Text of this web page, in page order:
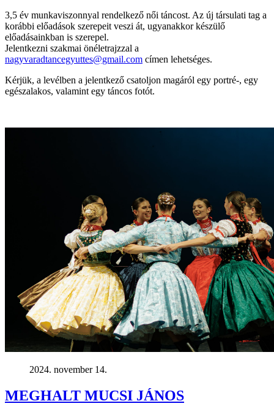
3,5 év munkaviszonnyal rendelkező női táncost. Az új társulati tag a
korábbi előadások szerepeit veszi át, ugyanakkor készülő
előadásainkban is szerepel.
Jelentkezni szakmai önéletrajzzal a
nagyvaradtancegyuttes@gmail.com címen lehetséges.
Kérjük, a levélben a jelentkező csatoljon magáról egy portré-, egy
egészalakos, valamint egy táncos fotót.
2024. november 14.
MEGHALT MUCSI JÁNOS